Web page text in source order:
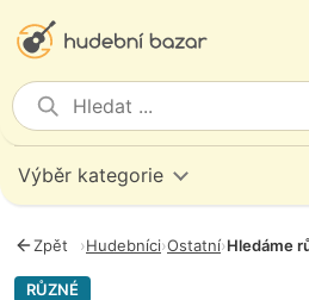
Výběr kategorie
Zpět ›Hudebníci›Ostatní›
RŮZNÉ